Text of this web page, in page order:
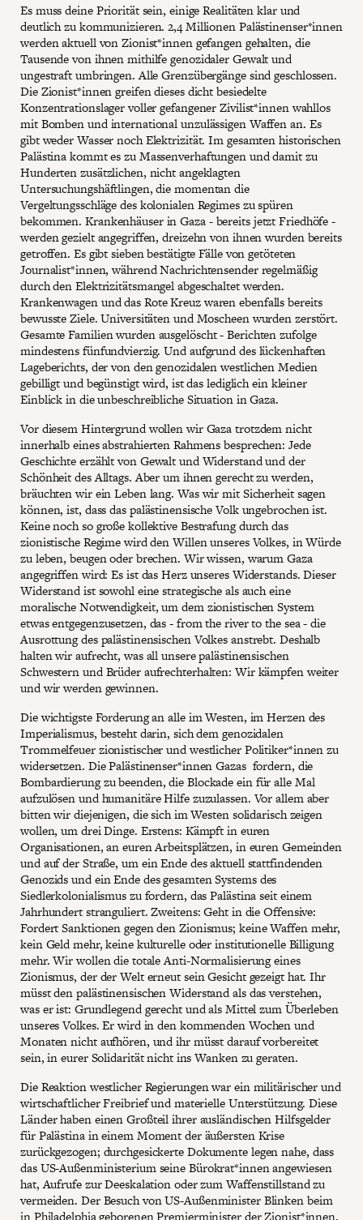
Es muss deine Priorität sein, einige Realitäten klar und
deutlich zu kommunizieren. 2,4 Millionen Palästinenser*innen
werden aktuell von Zionist*innen gefangen gehalten, die
Tausende von ihnen mithilfe genozidaler Gewalt und
ungestraft umbringen. Alle Grenzübergänge sind geschlossen.
Die Zionist*innen greifen dieses dicht besiedelte
Konzentrationslager voller gefangener Zivilist*innen wahllos
mit Bomben und international unzulässigen Waffen an. Es
gibt weder Wasser noch Elektrizität. Im gesamten historischen
Palästina kommt es zu Massenverhaftungen und damit zu
Hunderten zusätzlichen, nicht angeklagten
Untersuchungshäftlingen, die momentan die
Vergeltungsschläge des kolonialen Regimes zu spüren
bekommen. Krankenhäuser in Gaza - bereits jetzt Friedhöfe -
werden gezielt angegriffen, dreizehn von ihnen wurden bereits
getroffen. Es gibt sieben bestätigte Fälle von getöteten
Journalist*innen, während Nachrichtensender regelmäßig
durch den Elektrizitätsmangel abgeschaltet werden.
Krankenwagen und das Rote Kreuz waren ebenfalls bereits
bewusste Ziele. Universitäten und Moscheen wurden zerstört.
Gesamte Familien wurden ausgelöscht - Berichten zufolge
mindestens fünfundvierzig. Und aufgrund des lückenhaften
Lageberichts, der von den genozidalen westlichen Medien
gebilligt und begünstigt wird, ist das lediglich ein kleiner
Einblick in die unbeschreibliche Situation in Gaza.
Vor diesem Hintergrund wollen wir Gaza trotzdem nicht
innerhalb eines abstrahierten Rahmens besprechen: Jede
Geschichte erzählt von Gewalt und Widerstand und der
Schönheit des Alltags. Aber um ihnen gerecht zu werden,
bräuchten wir ein Leben lang. Was wir mit Sicherheit sagen
können, ist, dass das palästinensische Volk ungebrochen ist.
Keine noch so große kollektive Bestrafung durch das
zionistische Regime wird den Willen unseres Volkes, in Würde
zu leben, beugen oder brechen. Wir wissen, warum Gaza
angegriffen wird: Es ist das Herz unseres Widerstands. Dieser
Widerstand ist sowohl eine strategische als auch eine
moralische Notwendigkeit, um dem zionistischen System
etwas entgegenzusetzen, das - from the river to the sea - die
Ausrottung des palästinensischen Volkes anstrebt. Deshalb
halten wir aufrecht, was all unsere palästinensischen
Schwestern und Brüder aufrechterhalten: Wir kämpfen weiter
und wir werden gewinnen.
Die wichtigste Forderung an alle im Westen, im Herzen des
Imperialismus, besteht darin, sich dem genozidalen
Trommelfeuer zionistischer und westlicher Politiker*innen zu
widersetzen. Die Palästinenser*innen Gazas fordern, die
Bombardierung zu beenden, die Blockade ein für alle Mal
aufzulösen und humanitäre Hilfe zuzulassen. Vor allem aber
bitten wir diejenigen, die sich im Westen solidarisch zeigen
wollen, um drei Dinge. Erstens: Kämpft in euren
Organisationen, an euren Arbeitsplätzen, in euren Gemeinden
und auf der Straße, um ein Ende des aktuell stattfindenden
Genozids und ein Ende des gesamten Systems des
Siedlerkolonialismus zu fordern, das Palästina seit einem
Jahrhundert stranguliert. Zweitens: Geht in die Offensive:
Fordert Sanktionen gegen den Zionismus; keine Waffen mehr,
kein Geld mehr, keine kulturelle oder institutionelle Billigung
mehr. Wir wollen die totale Anti-Normalisierung eines
Zionismus, der der Welt erneut sein Gesicht gezeigt hat. Ihr
müsst den palästinensischen Widerstand als das verstehen,
was er ist: Grundlegend gerecht und als Mittel zum Überleben
unseres Volkes. Er wird in den kommenden Wochen und
Monaten nicht aufhören, und ihr müsst darauf vorbereitet
sein, in eurer Solidarität nicht ins Wanken zu geraten.
Die Reaktion westlicher Regierungen war ein militärischer und
wirtschaftlicher Freibrief und materielle Unterstützung. Diese
Länder haben einen Großteil ihrer ausländischen Hilfsgelder
für Palästina in einem Moment der äußersten Krise
zurückgezogen; durchgesickerte Dokumente legen nahe, dass
das US-Außenministerium seine Bürokrat*innen angewiesen
hat, Aufrufe zur Deeskalation oder zum Waffenstillstand zu
vermeiden. Der Besuch von US-Außenminister Blinken beim
in Philadelphia geborenen Premierminister der Zionist*innen,